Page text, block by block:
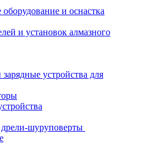
и оснастка
и установок алмазного
устройства для
шуруповерты